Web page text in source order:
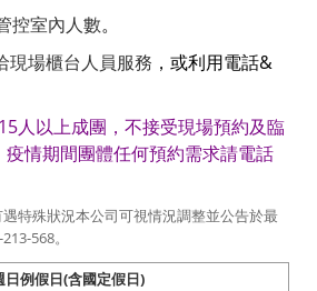
控室內人數。
現場櫃台人員服務 ，或利用電話&
人以上成團，不接受現場預約及臨
疫情期間團體任何預約需求請電話
特殊狀況本公司可視情況調整並公告於最
568。
日例假日 (含國定假日 )